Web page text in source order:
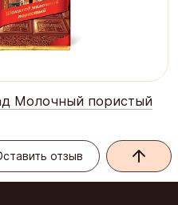
Молочный пористый
отзыв